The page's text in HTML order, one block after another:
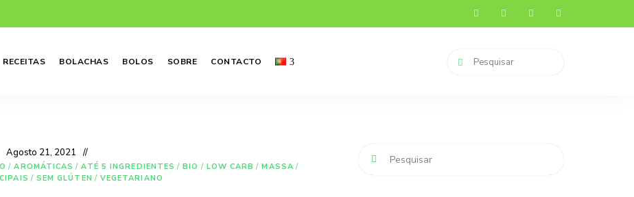
RECEITAS BOLACHAS BOLOS SOBRE CONTACTO
Agosto 21, 2021
/ AROMÁTICAS / ATÉ 5 INGREDIENTES / BIO / LOW CARB / MASSA /
/ SEM GLÚTEN / VEGETARIANO